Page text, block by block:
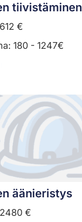
tiivistäminen
€
180 - 1247€
äänieristys
€